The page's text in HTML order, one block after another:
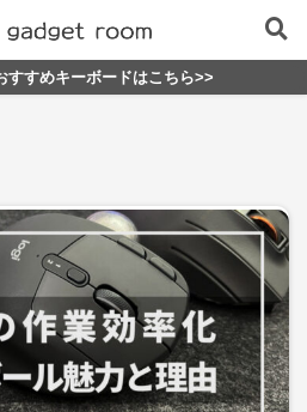
すすめキーボードはこちら>>